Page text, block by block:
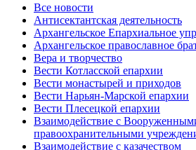
Все новости
Антисектантская деятельность
Архангельское Епархиальное
Архангельское православное
Вера и творчество
Вести Котласской епархии
Вести монастырей и приходов
Вести Нарьян-Марской епархии
Вести Плесецкой епархии
Взаимодействие с
правоохранительными
Взаимодействие с казачеством